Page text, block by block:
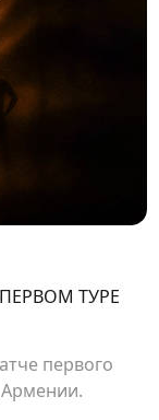
ТУРЕ
первого